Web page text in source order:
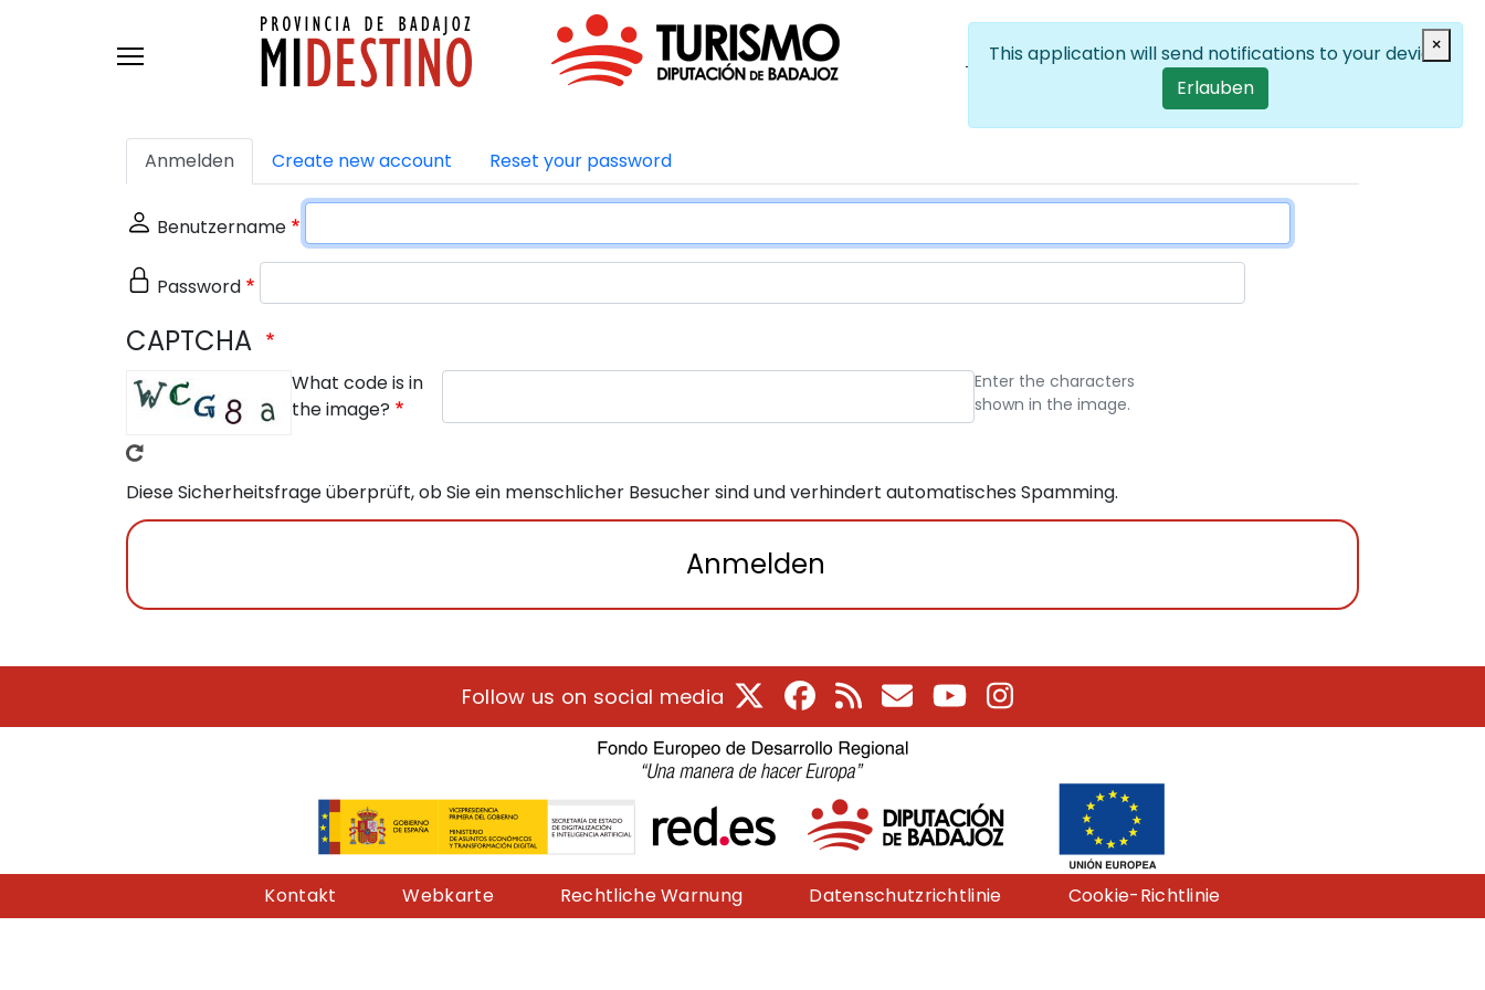
User account
Anmelden DE List additional
Primäre Reiter
Anmelden Create new account Reset your password
Benutzername
Password
CAPTCHA
What code is in
the image?
Enter the characters
shown in the image.
Diese Sicherheitsfrage überprüft, ob Sie ein menschlicher Besucher sind und verhindert automatisches Spamming.
Anmelden
Follow us on social media Facebook
RSS E-Mail YoutubeInstagram
Kontakt Webkarte Rechtliche Warnung Datenschutzrichtlinie Cookie-Richtlinie
×
This application will send notifications to your device
Erlauben